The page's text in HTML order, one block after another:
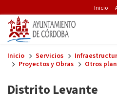
Inicio
Inicio Servicios
Proyectos y Obras
Otros
Distrito Levante